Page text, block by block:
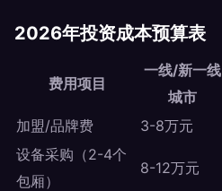
2026年投资成本预算表
费用项目
一线/新一线
城市
加盟/品牌费
3-8万元
设备采购（2-4个
包厢）
8-12万元